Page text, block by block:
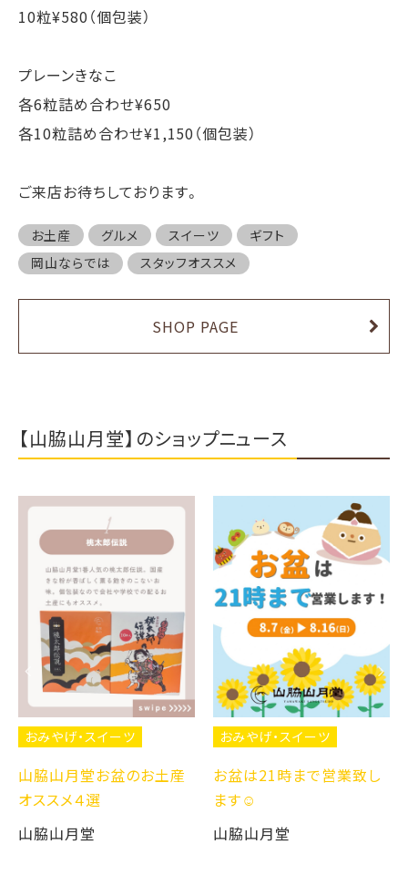
10粒¥580（個包装）
プレーンきなこ
各6粒詰め合わせ¥650
各10粒詰め合わせ¥1,150（個包装）
ご来店お待ちしております。
お土産 グルメ スイーツ
ギフト
岡山ならでは
スタッフオススメ
SHOP PAGE
【山脇山月堂】のショップニュース
おみやげ・スイーツ
山脇山月堂お盆のお土産
オススメ４選
山脇山月堂
おみやげ・スイーツ
お盆は21時まで営業致し
ます☺️
山脇山月堂